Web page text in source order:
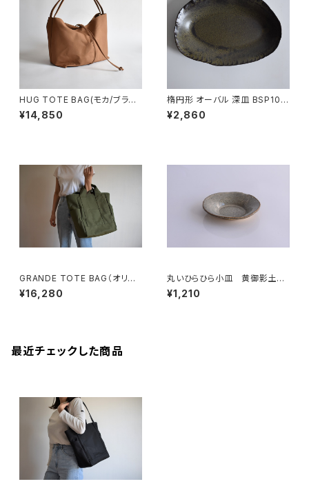
HUG TOTE BAG(モカ/ブラウ
ン)
¥14,850
楕円形 オーバル 深皿 BSP104
¥2,860
GRANDE TOTE BAG（オリー
ブ/カーキ）
¥16,280
丸いひらひら小皿 黄御影土×
白鼠結晶釉
¥1,210
最近チェックした商品